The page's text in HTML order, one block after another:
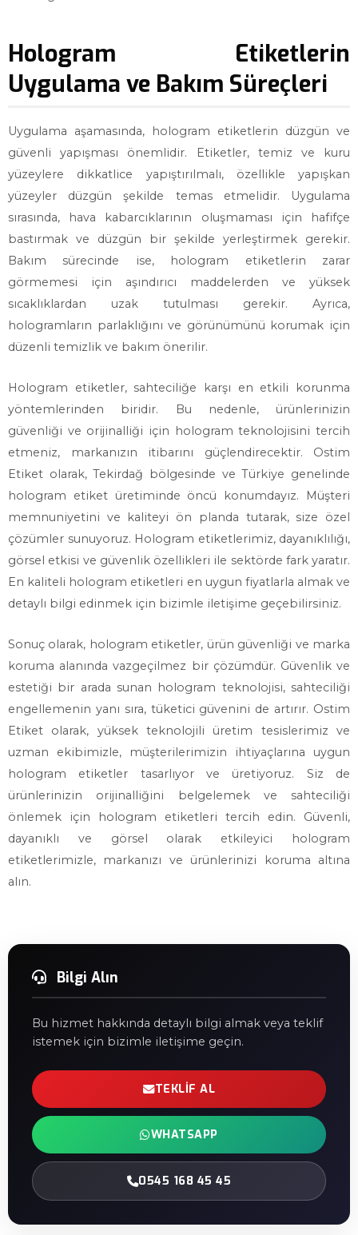
Hologram Etiketlerin
Uygulama ve Bakım Süreçleri
Uygulama aşamasında, hologram etiketlerin düzgün ve
güvenli yapışması önemlidir. Etiketler, temiz ve kuru
yüzeylere dikkatlice yapıştırılmalı, özellikle yapışkan
yüzeyler düzgün şekilde temas etmelidir. Uygulama
sırasında, hava kabarcıklarının oluşmaması için hafifçe
bastırmak ve düzgün bir şekilde yerleştirmek gerekir.
Bakım sürecinde ise, hologram etiketlerin zarar
görmemesi için aşındırıcı maddelerden ve yüksek
sıcaklıklardan uzak tutulması gerekir. Ayrıca,
hologramların parlaklığını ve görünümünü korumak için
düzenli temizlik ve bakım önerilir.
Hologram etiketler, sahteciliğe karşı en etkili korunma
yöntemlerinden biridir. Bu nedenle, ürünlerinizin
güvenliği ve orijinalliği için hologram teknolojisini tercih
etmeniz, markanızın itibarını güçlendirecektir. Ostim
Etiket olarak, Tekirdağ bölgesinde ve Türkiye genelinde
hologram etiket üretiminde öncü konumdayız. Müşteri
memnuniyetini ve kaliteyi ön planda tutarak, size özel
çözümler sunuyoruz. Hologram etiketlerimiz, dayanıklılığı,
görsel etkisi ve güvenlik özellikleri ile sektörde fark yaratır.
En kaliteli hologram etiketleri en uygun fiyatlarla almak ve
detaylı bilgi edinmek için bizimle iletişime geçebilirsiniz.
Sonuç olarak, hologram etiketler, ürün güvenliği ve marka
koruma alanında vazgeçilmez bir çözümdür. Güvenlik ve
estetiği bir arada sunan hologram teknolojisi, sahteciliği
engellemenin yanı sıra, tüketici güvenini de artırır. Ostim
Etiket olarak, yüksek teknolojili üretim tesislerimiz ve
uzman ekibimizle, müşterilerimizin ihtiyaçlarına uygun
hologram etiketler tasarlıyor ve üretiyoruz. Siz de
ürünlerinizin orijinalliğini belgelemek ve sahteciliği
önlemek için hologram etiketleri tercih edin. Güvenli,
dayanıklı ve görsel olarak etkileyici hologram
etiketlerimizle, markanızı ve ürünlerinizi koruma altına
alın.
Bilgi Alın
Bu hizmet hakkında detaylı bilgi almak veya teklif
istemek için bizimle iletişime geçin.
TEKLIF AL
WHATSAPP
0545 168 45 45